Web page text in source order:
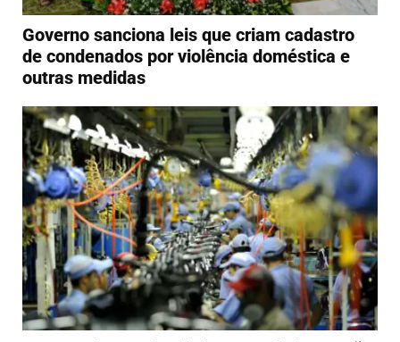
Governo sanciona leis que criam cadastro
de condenados por violência doméstica e
outras medidas